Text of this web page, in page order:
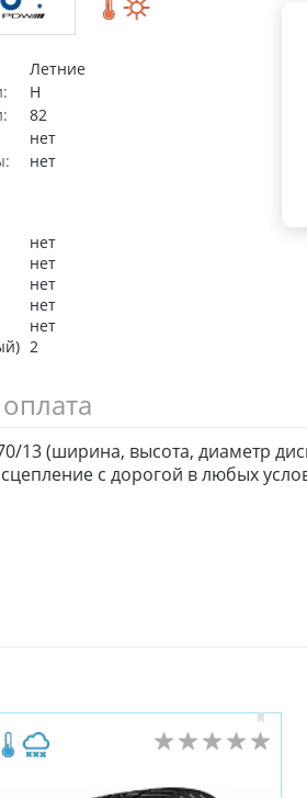
Летние
H
82
нет
нет
нет
нет
нет
нет
нет
2
13 (ширина, высота, диаметр
с дорогой в любых